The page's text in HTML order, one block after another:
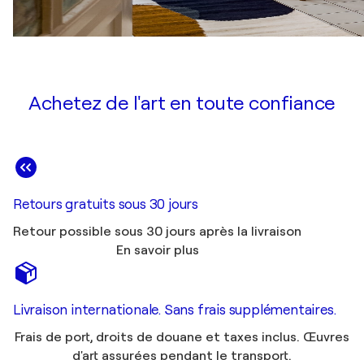
Achetez de l'art en toute confiance
Retours gratuits sous 30 jours
Retour possible sous 30 jours après la livraison
En savoir plus
Livraison internationale. Sans frais supplémentaires.
Frais de port, droits de douane et taxes inclus. Œuvres
d'art assurées pendant le transport.